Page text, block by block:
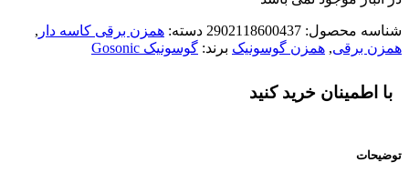
شناسه محصول: 2902118600437 دسته: همزن برقی کاسه دار ,
همزن برقی, همزن گوسونیک برند: گوسونیک Gosonic
با اطمینان خرید کنید
توضیحات